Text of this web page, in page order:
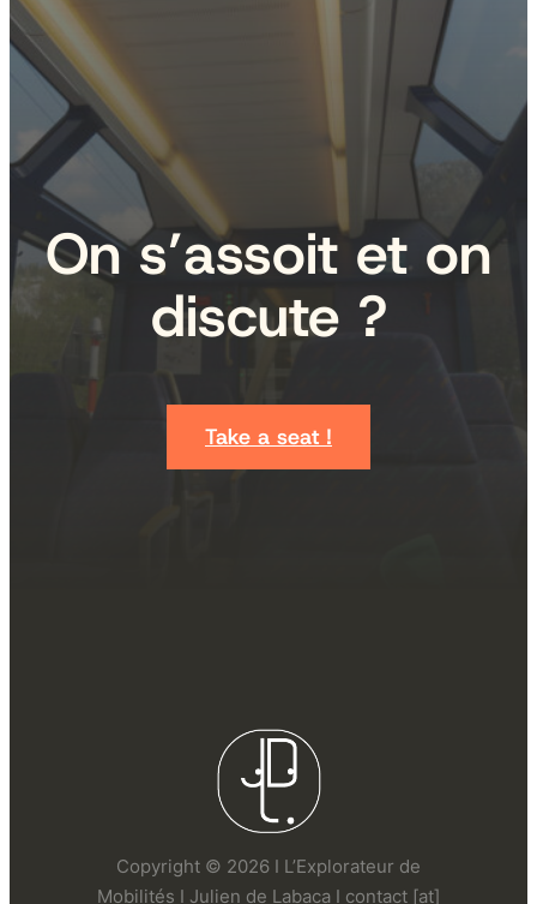
On s’assoit et on
discute ?
Take a seat !
Copyright © 2026 I L’Explorateur de
Mobilités I Julien de Labaca I contact [at]